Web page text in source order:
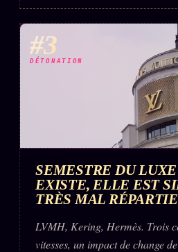
#3
DÉTONATION
SEMESTRE DU LUXE
EXISTE, ELLE EST
TRÈS MAL RÉPARTIE
LVMH, Kering, Hermès. Trois
vitesses, un impact de change